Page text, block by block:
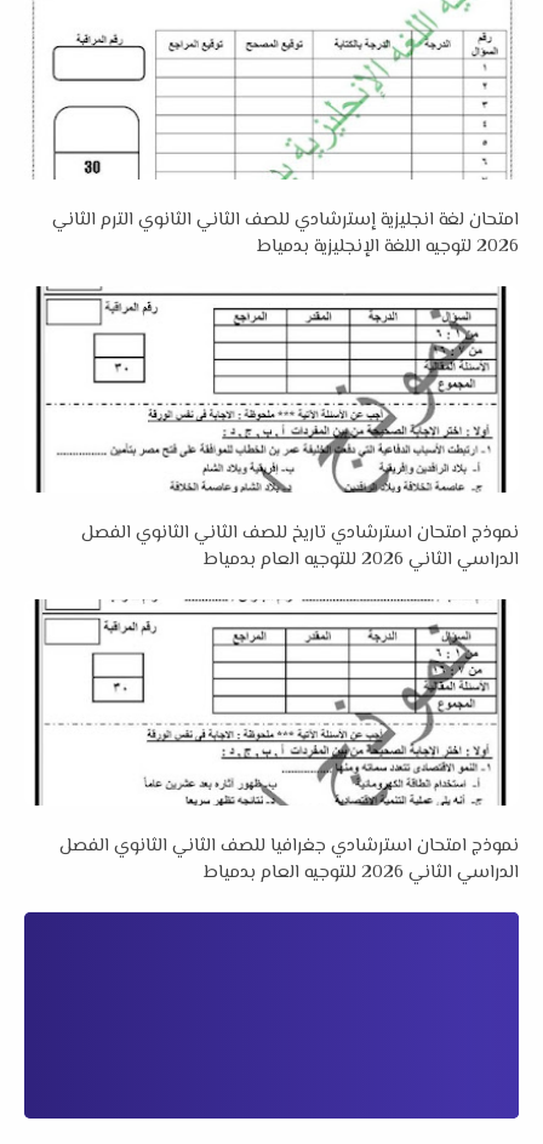
امتحان لغة انجليزية إسترشادي للصف الثاني الثانوي الترم الثاني
2026 لتوجيه اللغة الإنجليزية بدمياط
نموذج امتحان استرشادي تاريخ للصف الثاني الثانوي الفصل
الدراسي الثاني 2026 للتوجيه العام بدمياط
نموذج امتحان استرشادي جغرافيا للصف الثاني الثانوي الفصل
الدراسي الثاني 2026 للتوجيه العام بدمياط